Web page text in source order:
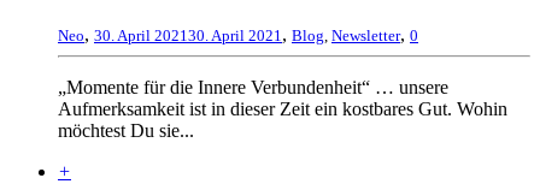
Neo, 30. April 202130. April 2021, Blog, Newsletter, 0
„Momente für die Innere Verbundenheit“ … unsere
Aufmerksamkeit ist in dieser Zeit ein kostbares Gut. Wohin
möchtest Du sie...
+